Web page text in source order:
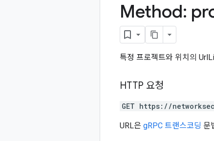
Method:
특정 프로젝트와 위치의
HTTP 요청
GET https://
URL은 gRPC 트랜스코딩 문